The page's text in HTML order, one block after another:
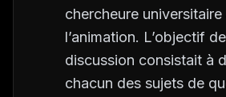
chercheure universitaire
l’animation. L’objectif
discussion consistait à
chacun des sujets de